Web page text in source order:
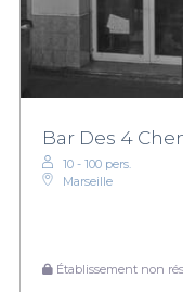
Bar Des 4
10 - 100 pers.
Marseille
Établissement non